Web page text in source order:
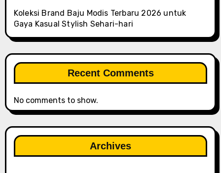
Koleksi Brand Baju Modis Terbaru 2026 untuk
Gaya Kasual Stylish Sehari-hari
Recent Comments
No comments to show.
Archives